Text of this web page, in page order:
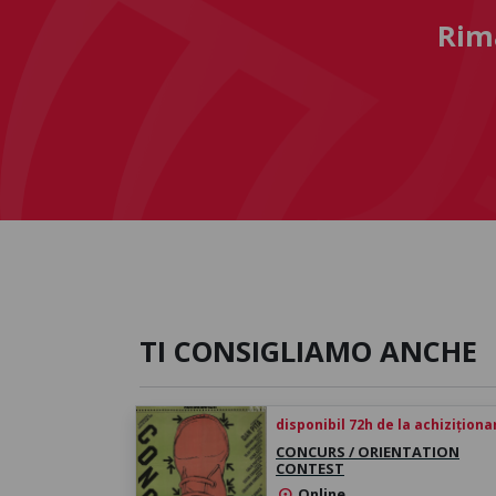
TI CONSIGLIAMO ANCHE
disponibil 72h de la
CONCURS / ORIENTATION
CONTEST